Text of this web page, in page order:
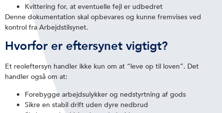
Kvittering for, at eventuelle fejl er udbedret
Denne dokumentation skal opbevares og kunne fremvises ved
kontrol fra Arbejdstilsynet.
Hvorfor er eftersynet vigtigt?
Et reoleftersyn handler ikke kun om at “leve op til loven”. Det
handler også om at:
Forebygge arbejdsulykker og nedstyrtning af gods
Sikre en stabil drift uden dyre nedbrud